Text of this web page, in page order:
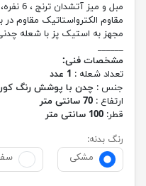
مبل و
مجهز به استیک پز با شعله
______
مشخصات فنی:
تعداد شعله : 1 عدد
جنس : چدن با پوشش رنگ
ارتفاع : 70 سانتی متر
قطر: 100 سانتی متر
رنگ بدنه:
مشکی